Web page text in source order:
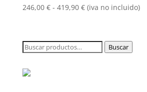
246,00 € - 419,90 €Rango
desde
246,00 €
(iva no incluido)
Buscar
Buscar